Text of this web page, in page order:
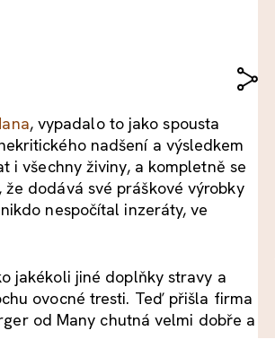
, vypadalo to jako spousta
nadšení a výsledkem
i všechny živiny, a kompletně se
dodává své práškové výrobky
nespočítal inzeráty, ve
jakékoli jiné doplňky stravy a
ovocné tresti. Teď přišla firma
od Many chutná velmi dobře a